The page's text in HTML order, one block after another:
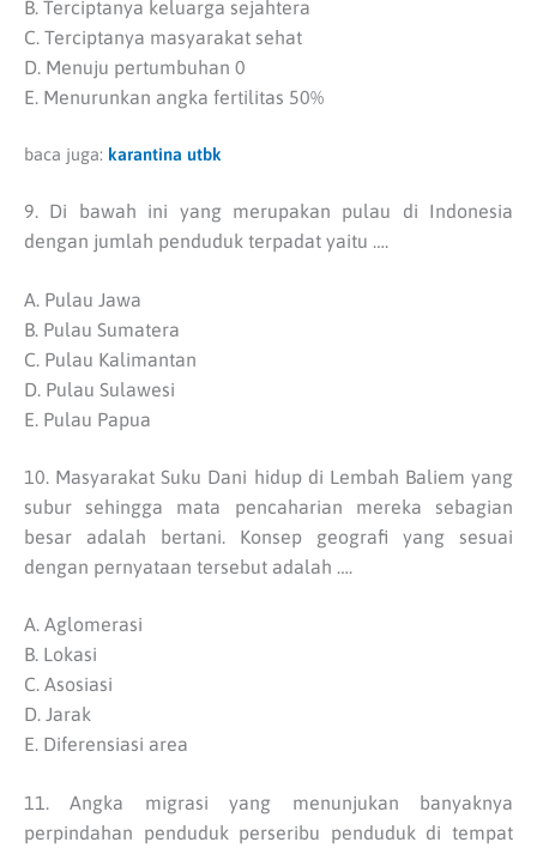
B. Terciptanya keluarga sejahtera
C. Terciptanya masyarakat sehat
D. Menuju pertumbuhan 0
E. Menurunkan angka fertilitas 50%
baca juga: karantina utbk
9. Di bawah ini yang merupakan pulau di Indonesia
dengan jumlah penduduk terpadat yaitu ….
A. Pulau Jawa
B. Pulau Sumatera
C. Pulau Kalimantan
D. Pulau Sulawesi
E. Pulau Papua
10. Masyarakat Suku Dani hidup di Lembah Baliem yang
subur sehingga mata pencaharian mereka sebagian
besar adalah bertani. Konsep geografi yang sesuai
dengan pernyataan tersebut adalah ….
A. Aglomerasi
B. Lokasi
C. Asosiasi
D. Jarak
E. Diferensiasi area
11. Angka migrasi yang menunjukan banyaknya
perpindahan penduduk perseribu penduduk di tempat